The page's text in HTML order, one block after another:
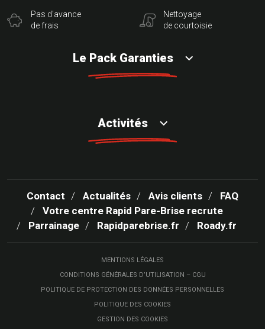
Pas d'avance
de frais
Nettoyage
de courtoisie
Le Pack Garanties
Activités
Contact Actualités Avis clients
FAQ
Votre centre Rapid Pare-Brise recrute
Parrainage
Rapidparebrise.fr Roady.fr
MENTIONS LÉGALES
CONDITIONS GÉNÉRALES D’UTILISATION – CGU
POLITIQUE DE PROTECTION DES DONNÉES PERSONNELLES
POLITIQUE DES COOKIES
GESTION DES COOKIES